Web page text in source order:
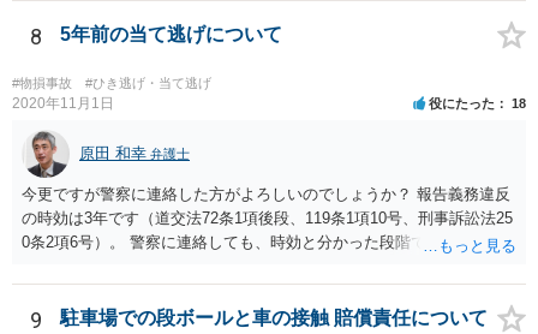
8 5年前の当て逃げについて
#物損事故 #ひき逃げ・当て逃げ
2020年11月1日 役にたった 18
原田 和幸 弁護士
今更ですが警察に連絡した方がよろしいのでしょうか？ 報告義務違反
の時効は3年です（道交法72条1項後段、119条1項10号、刑事訴訟法25
0条2項6号）。 警察に連絡しても、時効と分かった段階で、警察も対
9 駐車場での段ボールと車の接触 賠償責任について